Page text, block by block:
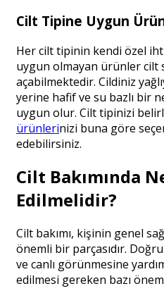
Cilt Tipine Uygun
Her cilt tipinin kendi özel
uygun olmayan ürünler cilt
açabilmektedir. Cildiniz
yerine hafif ve su bazlı bir
uygun olur. Cilt tipinizi
ürünlerinizi buna göre
edebilirsiniz.
Cilt Bakımında
Edilmelidir?
Cilt bakımı, kişinin genel
önemli bir parçasıdır. Doğru
ve canlı görünmesine
edilmesi gereken bazı